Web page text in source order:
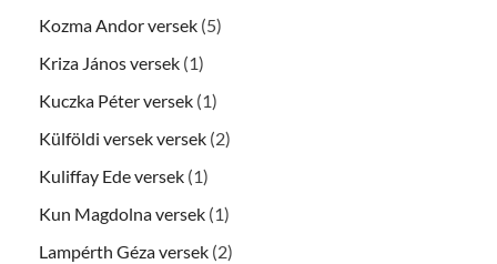
Kozma Andor versek (5)
Kriza János versek (1)
Kuczka Péter versek (1)
Külföldi versek versek (2)
Kuliffay Ede versek (1)
Kun Magdolna versek (1)
Lampérth Géza versek (2)